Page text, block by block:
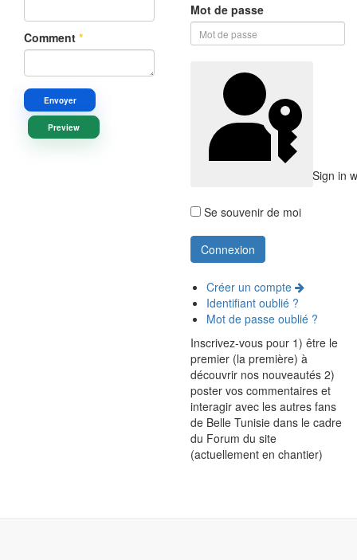
Comment *
Envoyer
Preview
Mot de passe
Sign in
Se souvenir de moi
Créer un compte
Identifiant oublié ?
Mot de passe oublié ?
Inscrivez-vous pour 1) être le
premier (la première) à
découvrir nos nouveautés 2)
poster vos commentaires et
interagir avec les autres fans
de Belle Tunisie dans le cadre
du Forum du site
(actuellement en chantier)